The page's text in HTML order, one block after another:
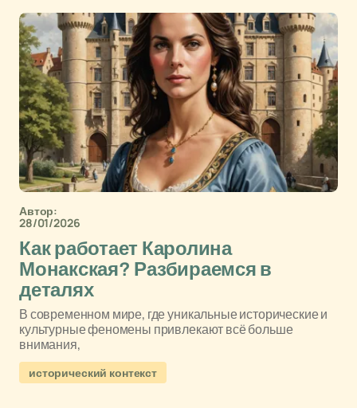
Автор:
28/01/2026
Как работает Каролина
Монакская? Разбираемся в
деталях
В современном мире, где уникальные исторические и
культурные феномены привлекают всё больше
внимания,
исторический контекст